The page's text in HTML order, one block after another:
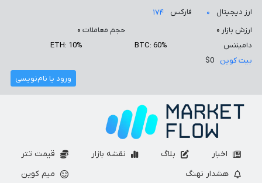
ارز دیجیتال ۰ فارکس
۱۷۴
ارزش بازار ۰ حجم معاملات ۰
دامیننس
BTC: 60%
ETH: 10%
بیت کوین
$0
ورود یا نام‌نویسی
اخبار بلاگ نقشه بازار
قیمت تتر
هشدار نهنگ
میم کوین